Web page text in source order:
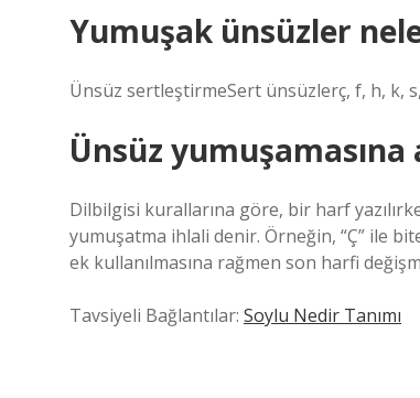
Yumuşak ünsüzler
Ünsüz sertleştirmeSert ünsüzlerç, f, h, k,
Ünsüz yumuşamasına
Dilbilgisi kurallarına göre, bir harf
yumuşatma ihlali denir. Örneğin, “Ç” ile
ek kullanılmasına rağmen son harfi
Tavsiyeli Bağlantılar: Soylu Nedir Tanımı